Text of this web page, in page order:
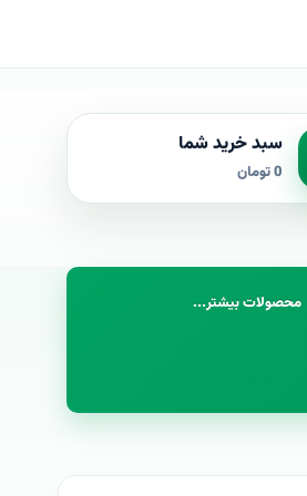
سبد خرید شما
0 تومان
محصولات بیشتر...